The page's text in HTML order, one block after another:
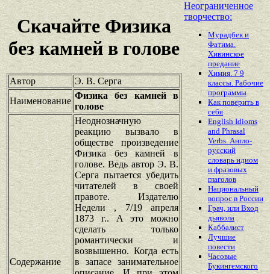
Скачайте Физика
без камней в голове
Автор
Э. В. Серга
Наименование
Физика без камней в
голове
Содержание
Неоднозначную
реакцию вызвало в
обществе произведение
Физика без камней в
голове. Ведь автор Э. В.
Серга пытается убедить
читателей в своей
правоте. Издателю
Недели , 7/19 апреля
1873 г.. А это можно
сделать только
романтически и
возвышенно. Когда есть
в запасе занимательное
Неограниченное
творчество:
Мурадбек и
Фатима.
Хивинское
предание
Химия. 7 9
классы. Рабочие
программы
Как поверить в
себя
English Idioms
and Phrasal
Verbs. Англо-
русский
словарь идиом
и фразовых
глаголов
Национальный
вопрос в России
Грач, или Вход
дьявола
Каббалист
Лучшие
повести
Часовые
Букингемского